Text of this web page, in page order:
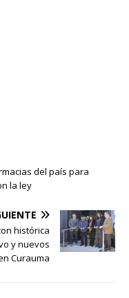
del país para
la ley
histórica
y nuevos
Curauma